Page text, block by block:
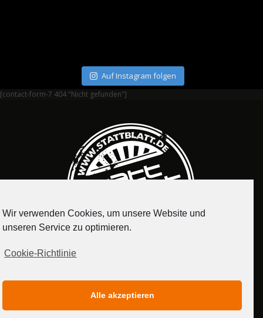
Auf Instagram folgen
[contact-form-7 404 "Nicht gefunden"]
MEDIADATEN
Wir verwenden Cookies, um unsere Website und
unseren Service zu optimieren.
Cookie-Richtlinie
Alle akzeptieren